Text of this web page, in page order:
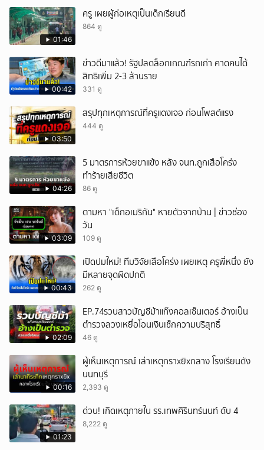
01:46
ครู เผยผู้ก่อเหตุเป็นเด็กเรียนดี
864 ดู
00:42
ข่าวดีมาแล้ว! รัฐปลดล็อกเกณฑ์รถเก่า คาดคนได้
สิทธิเพิ่ม 2-3 ล้านราย
331 ดู
03:50
สรุปทุกเหตุการณ์ที่ครูแดงเจอ ก่อนโพสต์แรง
444 ดู
04:26
5 มาตรการห้วยขาแข้ง หลัง จนท.ถูกเสือโคร่ง
ทำร้ายเสียชีวิต
86 ดู
03:09
ตามหา "เด็กอเมริกัน" หายตัวจากบ้าน | ข่าวช่อง
วัน
109 ดู
00:43
เปิดปมใหม่! ทีมวิจัยเสือโคร่ง เผยเหตุ ครูพี่หนึ่ง ยัง
มีหลายจุดผิดปกติ
262 ดู
02:09
EP.74รวบสาวบัญชีม้าแก๊งคอลเซ็นเตอร์ อ้างเป็น
ตำรวจลวงเหยื่อโอนเงินเช็กความบริสุทธิ์
46 ดู
00:16
ผู้เห็นเหตุการณ์ เล่าเหตุกราxยิxกลาง โรงเรียนดัง
นนทบุรี
2,393 ดู
01:23
ด่วน! เกิดเหตุภายใน รร.เทพศิรินทร์นนท์ ดับ 4
8,222 ดู